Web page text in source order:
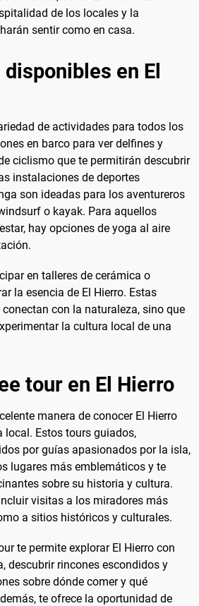
de los locales y la
sentir como en casa.
en El
de actividades para todos los
en barco para ver delfines y
ciclismo que te permitirán descubrir
instalaciones de deportes
son ideadas para los aventureros
o kayak. Para aquellos
hay opciones de yoga al aire
en talleres de cerámica o
la esencia de El Hierro. Estas
con la naturaleza, sino que
la cultura local de una
tour en El Hierro
manera de conocer El Hierro
local. Estos tours guiados,
por guías apasionados por la isla,
lugares más emblemáticos y te
sobre su historia y cultura.
visitas a los miradores más
a sitios históricos y culturales.
te permite explorar El Hierro con
descubrir rincones escondidos y
sobre dónde comer y qué
te ofrece la oportunidad de